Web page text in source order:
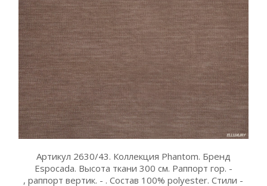
Артикул 2630/43. Коллекция Phantom. Бренд
Espocada. Высота ткани 300 см. Раппорт гор. -
, раппорт вертик. - . Состав 100% polyester. Стили -